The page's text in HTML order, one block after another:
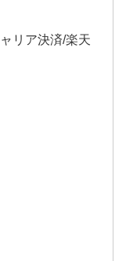
リア決済/楽天